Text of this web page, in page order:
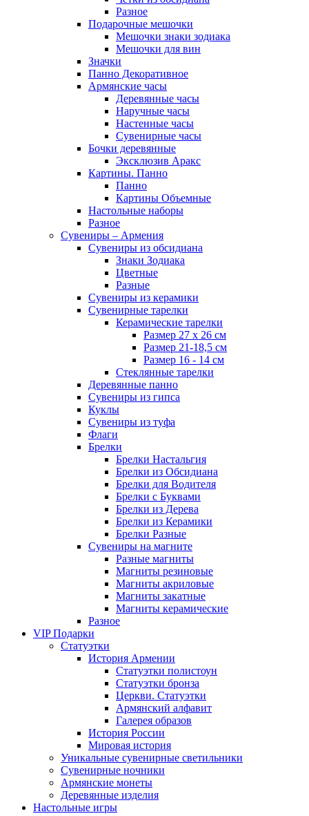
Разное
Подарочные мешочки
Мешочки знаки зодиака
Мешочки для вин
Значки
Панно Декоративное
Армянские часы
Деревянные часы
Наручные часы
Настенные часы
Сувенирные часы
Бочки деревянные
Эксклюзив Аракс
Картины. Панно
Панно
Картины Объемные
Настольные наборы
Разное
Сувениры – Армения
Сувениры из обсидиана
Знаки Зодиака
Цветные
Разные
Сувениры из керамики
Сувенирные тарелки
Керамические тарелки
Размер 27 х 26 см
Размер 21-18,5 см
Размер 16 - 14 см
Стеклянные тарелки
Деревянные панно
Сувениры из гипса
Куклы
Сувениры из туфа
Флаги
Брелки
Брелки Настальгия
Брелки из Обсидиана
Брелки для Водителя
Брелки с Буквами
Брелки из Дерева
Брелки из Керамики
Брелки Разные
Сувениры на магните
Разные магниты
Магниты резиновые
Магниты акриловые
Магниты закатные
Магниты керамические
Разное
VIP Подарки
Статуэтки
История Армении
Статуэтки полистоун
Статуэтки бронза
Церкви. Статуэтки
Армянский алфавит
Галерея образов
История России
Мировая история
Уникальные сувенирные светильники
Сувенирные ночники
Армянские монеты
Деревянные изделия
Настольные игры